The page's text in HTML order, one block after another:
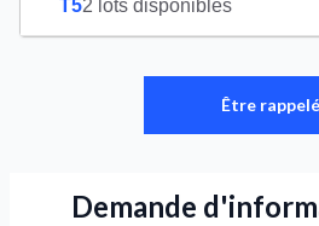
T52 lots disponibles
Être rappelé
Demande